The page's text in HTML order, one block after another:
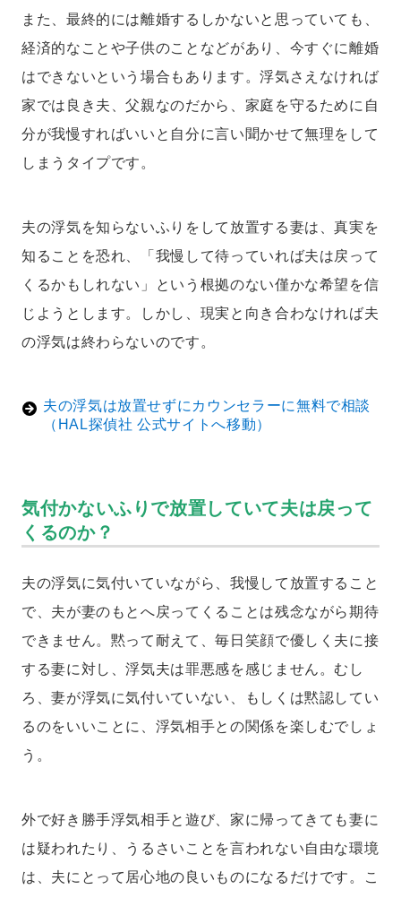
また、最終的には離婚するしかないと思っていても、
経済的なことや子供のことなどがあり、今すぐに離婚
はできないという場合もあります。浮気さえなければ
家では良き夫、父親なのだから、家庭を守るために自
分が我慢すればいいと自分に言い聞かせて無理をして
しまうタイプです。
夫の浮気を知らないふりをして放置する妻は、真実を
知ることを恐れ、「我慢して待っていれば夫は戻って
くるかもしれない」という根拠のない僅かな希望を信
じようとします。しかし、現実と向き合わなければ夫
の浮気は終わらないのです。
夫の浮気は放置せずにカウンセラーに無料で相談
（HAL探偵社 公式サイトへ移動）
気付かないふりで放置していて夫は戻って
くるのか？
夫の浮気に気付いていながら、我慢して放置すること
で、夫が妻のもとへ戻ってくることは残念ながら期待
できません。黙って耐えて、毎日笑顔で優しく夫に接
する妻に対し、浮気夫は罪悪感を感じません。むし
ろ、妻が浮気に気付いていない、もしくは黙認してい
るのをいいことに、浮気相手との関係を楽しむでしょ
う。
外で好き勝手浮気相手と遊び、家に帰ってきても妻に
は疑われたり、うるさいことを言われない自由な環境
は、夫にとって居心地の良いものになるだけです。こ